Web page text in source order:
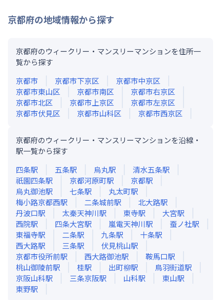
京都府の地域情報から探す
京都府のウィークリー・マンスリーマンションを住所一
覧から探す
京都市
京都市下京区
京都市中京区
京都市東山区
京都市南区
京都市右京区
京都市北区
京都市上京区
京都市左京区
京都市伏見区
京都市山科区 京都市西京区
京都府のウィークリー・マンスリーマンションを沿線・
駅一覧から探す
四条駅 五条駅 烏丸駅 清水五条駅
祇園四条駅 京都河原町駅 京都駅
烏丸御池駅 七条駅 丸太町駅
梅小路京都西駅 二条城前駅 北大路駅
丹波口駅 太秦天神川駅 東寺駅 大宮駅
西院駅 四条大宮駅 嵐電天神川駅 蚕ノ社駅
東福寺駅 二条駅 九条駅 十条駅
西大路駅 三条駅 伏見桃山駅
京都市役所前駅 西大路御池駅 鞍馬口駅
桃山御陵前駅 桂駅 出町柳駅 鳥羽街道駅
京阪山科駅 三条京阪駅 山科駅 東山駅
東野駅